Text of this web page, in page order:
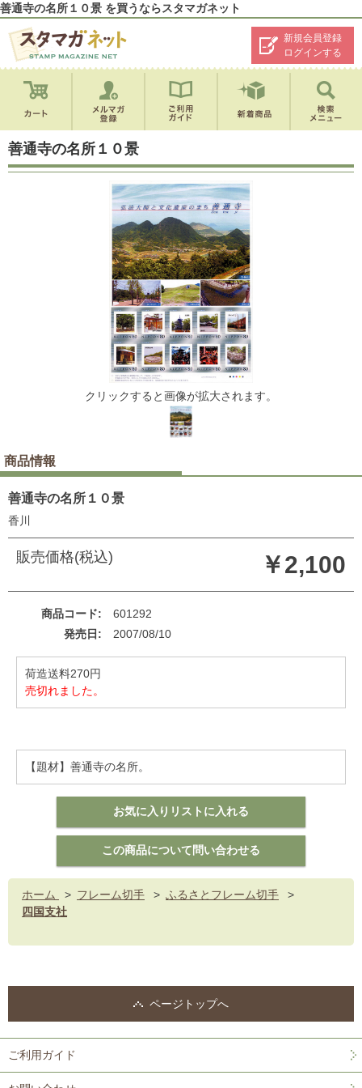
善通寺の名所１０景 を買うならスタマガネット
新規会員登録
ログインする
善通寺の名所１０景
クリックすると画像が拡大されます。
商品情報
善通寺の名所１０景
香川
販売価格(税込) ￥2,100
商品コード
601292
発売日
2007/08/10
荷造送料270円
売切れました。
【題材】善通寺の名所。
ホーム > フレーム切手 > ふるさとフレーム切手
>
四国支社
ページトップへ
ご利用ガイド